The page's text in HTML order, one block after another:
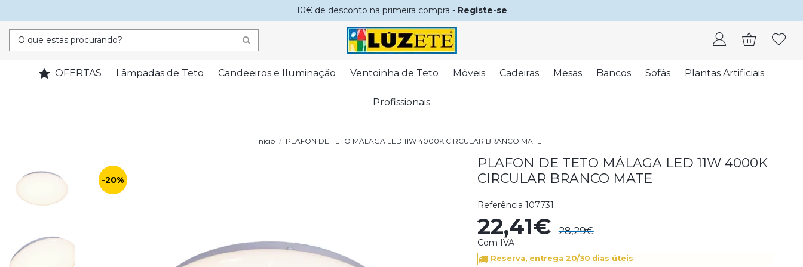
10€ de desconto na primeira compra - Registe-se
OFERTAS Lâmpadas de Teto Candeeiros e Iluminação Ventoinha de Teto Móveis Cadeiras Mesas Bancos Sofás Plantas Artificiais
Profissionais
Início PLAFON DE TETO MÁLAGA LED 11W 4000K CIRCULAR BRANCO MATE
-20%
PLAFON DE TETO MÁLAGA LED 11W 4000K
CIRCULAR BRANCO MATE
Referência 107731
22,41€ 28,29€
Com IVA
Reserva, entrega 20/30 dias úteis